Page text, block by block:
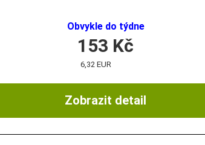
Obvykle do týdne
Zobrazit detail
153 Kč
6,32 EUR